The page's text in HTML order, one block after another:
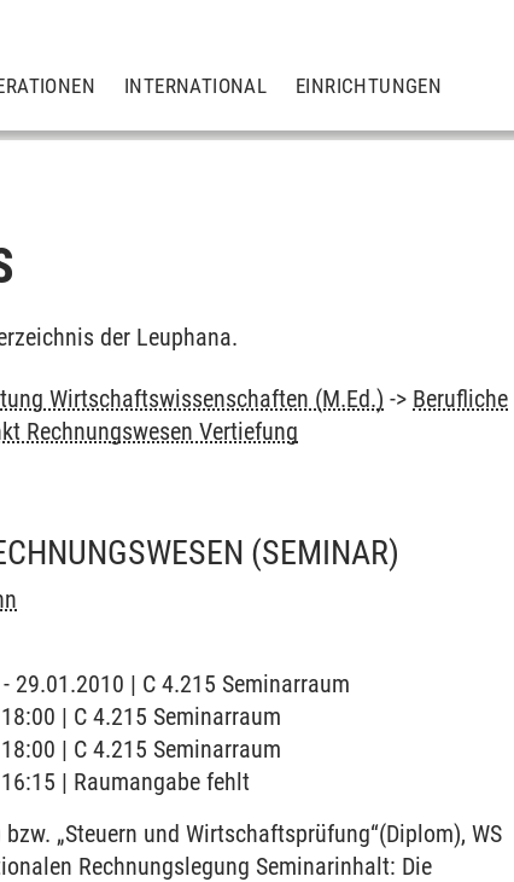
INTERNATIONAL EINRICHTUNGEN
der Leuphana.
Wirtschaftswissenschaften (M.Ed.) -> Berufliche
Rechnungswesen Vertiefung
(SEMINAR)
| C 4.215 Seminarraum
| C 4.215 Seminarraum
| C 4.215 Seminarraum
| Raumangabe fehlt
„Steuern und Wirtschaftsprüfung“(Diplom), WS
Rechnungslegung Seminarinhalt: Die